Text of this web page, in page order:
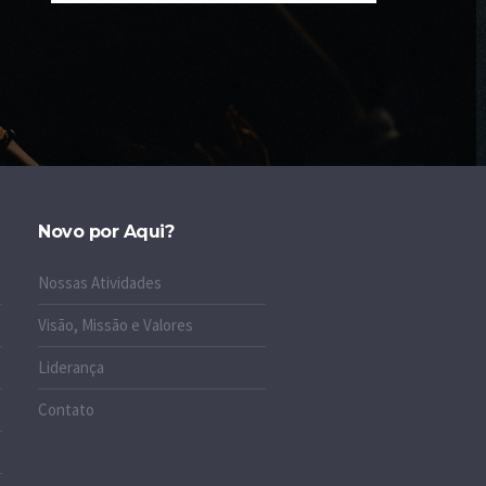
Novo por Aqui?
Nossas Atividades
Visão, Missão e Valores
Liderança
Contato